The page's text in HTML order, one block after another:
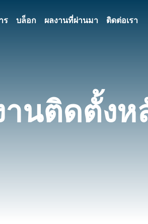
ร บล็อก ผลงานที่ผ่านมา ติดต่อเรา
านติดตั้งห